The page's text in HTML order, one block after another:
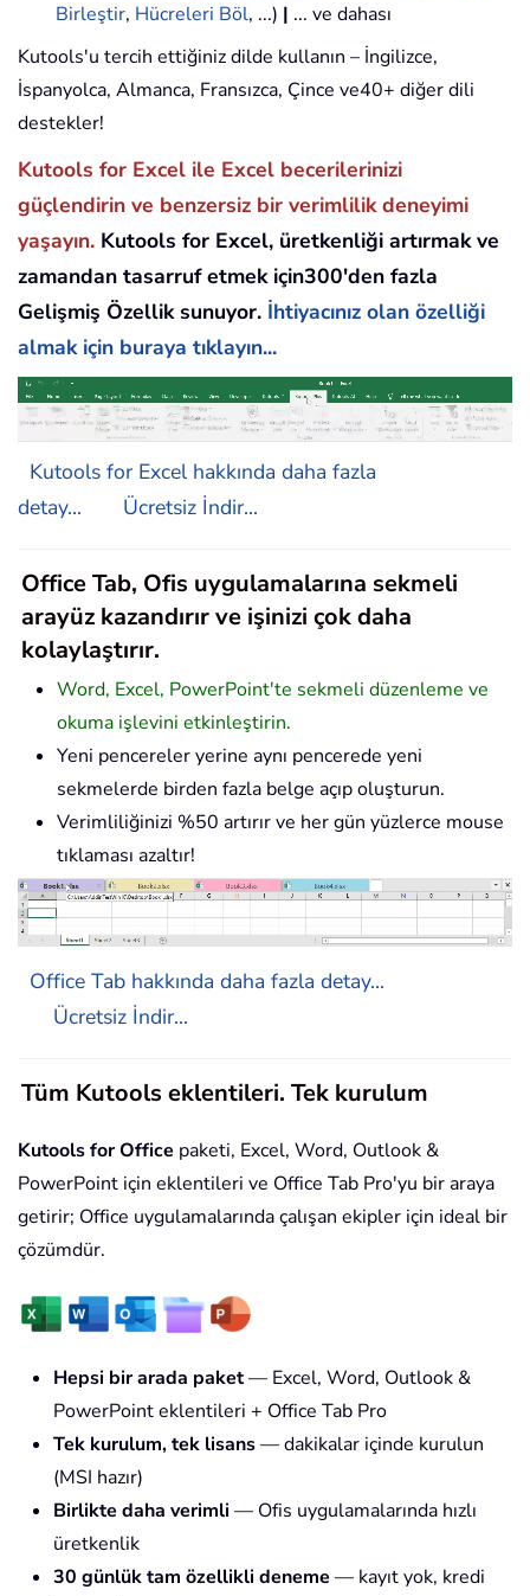
Birleştir, Hücreleri Böl, ...) | ... ve dahası
Kutools'u tercih ettiğiniz dilde kullanın – İngilizce,
İspanyolca, Almanca, Fransızca, Çince ve40+ diğer dili
destekler!
Kutools for Excel ile Excel becerilerinizi
güçlendirin ve benzersiz bir verimlilik deneyimi
yaşayın. Kutools for Excel, üretkenliği artırmak ve
zamandan tasarruf etmek için300'den fazla
Gelişmiş Özellik sunuyor. İhtiyacınız olan özelliği
almak için buraya tıklayın...
Kutools for Excel hakkında daha fazla
detay...
Ücretsiz İndir...
Office Tab, Ofis uygulamalarına sekmeli
arayüz kazandırır ve işinizi çok daha
kolaylaştırır.
Word, Excel, PowerPoint'te sekmeli düzenleme ve
okuma işlevini etkinleştirin.
Yeni pencereler yerine aynı pencerede yeni
sekmelerde birden fazla belge açıp oluşturun.
Verimliliğinizi %50 artırır ve her gün yüzlerce mouse
tıklaması azaltır!
Office Tab hakkında daha fazla detay...
Ücretsiz İndir...
Tüm Kutools eklentileri. Tek kurulum
Kutools for Office paketi, Excel, Word, Outlook &
PowerPoint için eklentileri ve Office Tab Pro'yu bir araya
getirir; Office uygulamalarında çalışan ekipler için ideal bir
çözümdür.
Hepsi bir arada paket— Excel, Word, Outlook &
PowerPoint eklentileri + Office Tab Pro
Tek kurulum, tek lisans— dakikalar içinde kurulun
(MSI hazır)
Birlikte daha verimli — Ofis uygulamalarında hızlı
üretkenlik
30 günlük tam özellikli deneme — kayıt yok, kredi